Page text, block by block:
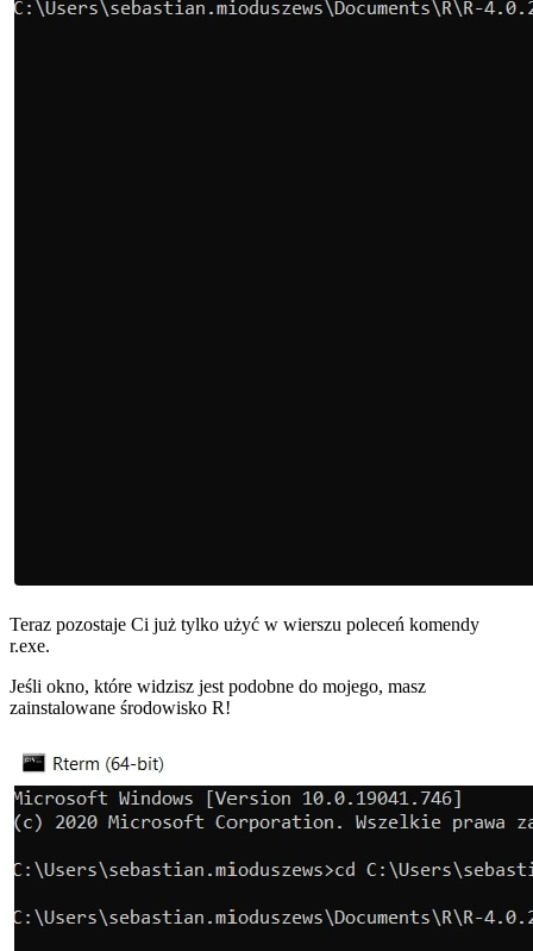
Teraz pozostaje Ci już tylko użyć w wierszu poleceń komendy
r.exe.
Jeśli okno, które widzisz jest podobne do mojego, masz
zainstalowane środowisko R!